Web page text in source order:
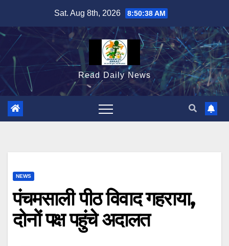
content
Sat. Aug 8th, 2026 8:50:39 AM
Read Daily News
NEWS
पंचमसाली पीठ विवाद गहराया,
दोनों पक्ष पहुंचे अदालत